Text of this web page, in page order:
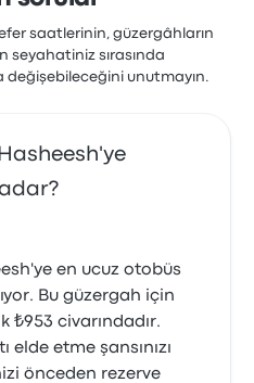
saatlerinin, güzergâhların
seyahatiniz sırasında
unutmayın.
en ucuz otobüs
Bu güzergah için
₺953 civarındadır.
elde etme şansınızı
önceden rezerve